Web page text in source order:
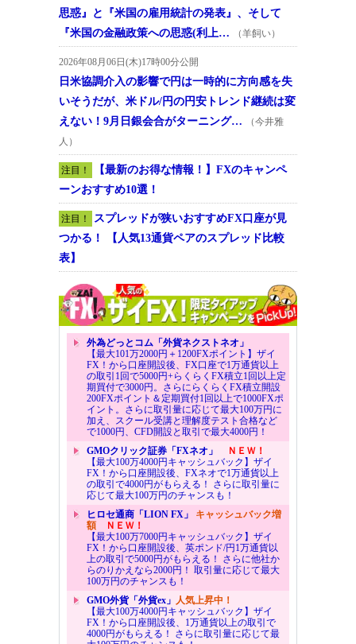
思惑』と『米国の雇用統計の発表』、そして
『米国の金融政策への思惑(利上…
（羊飼い）
2026年08月06日(木)17時00分公開
日米協調介入の影響で円は一時的に方向感を失
いそうだが、米ドル/円の円安トレンド継続は変
えない！9月日銀会合がターニング…
（今井雅
人）
注目！
【最新のお得な情報！】FXのキャンペ
ーンおすすめ10選！
注目！
スプレッドが狭いおすすめFX口座が見
つかる！ 【人気13通貨ペアのスプレッド比較
表】
外為どっとコム「外貨ネクストネオ」
【最大101万2000円＋1200FXポイント】ザイ
FX！から口座開設後、FX口座で1万通貨以上
の取引1回で5000円+らくらくFX積立1回以上定
期買付で3000円。さらにらくらくFX積立開設
200FXポイント＆定期買付1回以上で1000FXポ
イント。さらに取引量に応じて最大100万円に
加え、スクール受講と理解度テスト合格など
で1000円、CFD開設と取引で最大4000円！
GMOクリック証券「FXネオ」
ＮＥＷ！
【最大100万4000円キャッシュバック】ザイ
FX！から口座開設後、FXネオで1万通貨以上
の取引で4000円がもらえる！ さらに取引量に
応じて最大100万円のチャンスも！
ヒロセ通商「LION FX」 キャッシュバック増
額ＮＥＷ！
【最大100万7000円キャッシュバック】ザイ
FX！から口座開設後、英ポンド/円1万通貨以
上の取引で5000円がもらえる！ さらに他社か
らのりかえなら2000円！ 取引量に応じて最大
100万円のチャンスも！
GMO外貨「外貨ex」 人気上昇中！
【最大100万4000円キャッシュバック】ザイ
FX！から口座開設後、1万通貨以上の取引で
4000円がもらえる！ さらに取引量に応じて最